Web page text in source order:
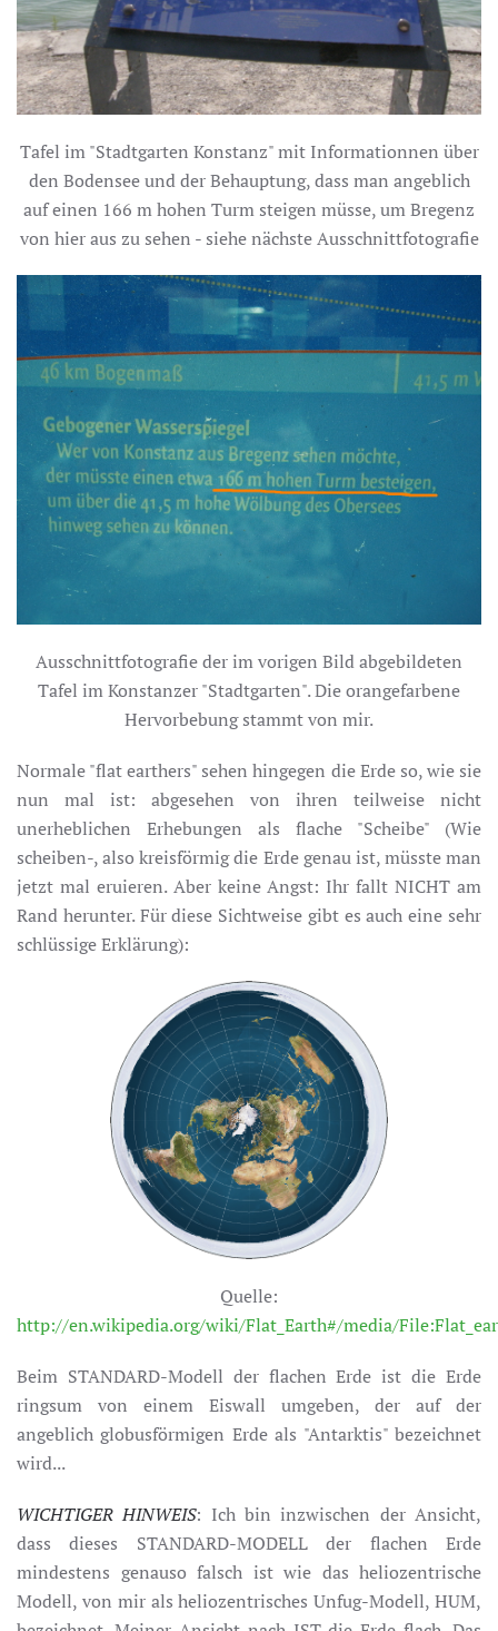
Tafel im "Stadtgarten Konstanz" mit Informationnen über
den Bodensee und der Behauptung, dass man angeblich
auf einen 166 m hohen Turm steigen müsse, um Bregenz
von hier aus zu sehen - siehe nächste Ausschnittfotografie
Ausschnittfotografie der im vorigen Bild abgebildeten
Tafel im Konstanzer "Stadtgarten". Die orangefarbene
Hervorbebung stammt von mir.
Normale "flat earthers" sehen hingegen die Erde so, wie sie
nun mal ist: abgesehen von ihren teilweise nicht
unerheblichen Erhebungen als flache "Scheibe" (Wie
scheiben-, also kreisförmig die Erde genau ist, müsste man
jetzt mal eruieren. Aber keine Angst: Ihr fallt NICHT am
Rand herunter. Für diese Sichtweise gibt es auch eine sehr
schlüssige Erklärung):
Quelle:
http://en.wikipedia.org/wiki/Flat_Earth#/media/
Beim STANDARD-Modell der flachen Erde ist die Erde
ringsum von einem Eiswall umgeben, der auf der
angeblich globusförmigen Erde als "Antarktis" bezeichnet
wird...
WICHTIGER HINWEIS: Ich bin inzwischen der Ansicht,
dass dieses STANDARD-MODELL der flachen Erde
mindestens genauso falsch ist wie das heliozentrische
Modell, von mir als heliozentrisches Unfug-Modell, HUM,